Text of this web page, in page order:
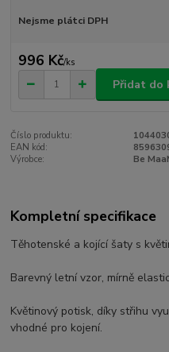
Nejsme plátci DPH
996 Kč/ks
Přidat do
Číslo produktu:
EAN kód:
Výrobce:
Be
Kompletní specifikace
Těhotenské a kojící šaty s
Barevný letní vzor, mírně
Květinový potisk, díky střihu
vhodné pro kojení.